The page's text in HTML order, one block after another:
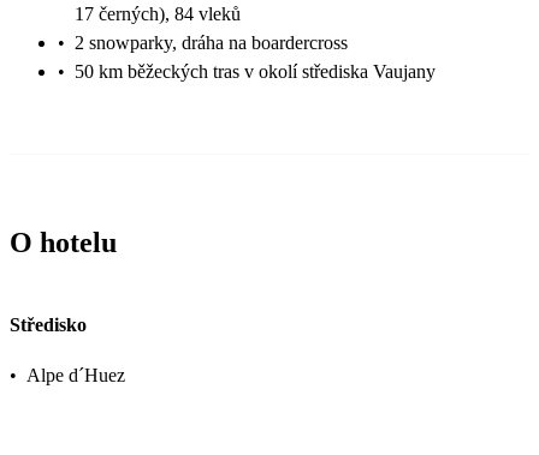
17 černých), 84 vleků
• 2 snowparky, dráha na boardercross
• 50 km běžeckých tras v okolí střediska Vaujany
O hotelu
Středisko
• Alpe d´Huez